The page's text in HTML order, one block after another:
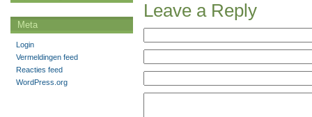
Leave a Reply
Meta
Login
Vermeldingen feed
Reacties feed
WordPress.org